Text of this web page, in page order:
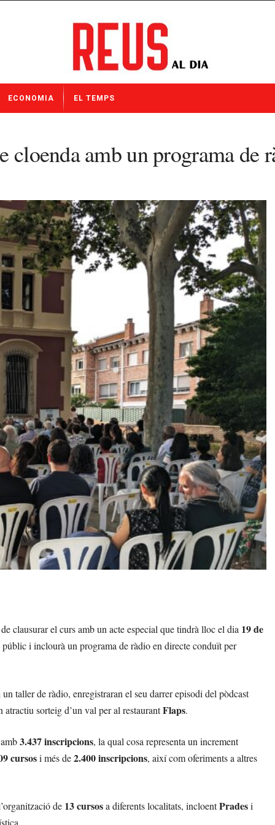
ECONOMIA EL TEMPS
cloenda amb un programa de
clausurar el curs amb un acte especial que tindrà lloc el dia 19 de
i inclourà un programa de ràdio en directe conduït per
taller de ràdio, enregistraran el seu darrer episodi del pòdcast
sorteig d’un val per al restaurantFlaps.
3.437 inscripcions, la qual cosa representa un increment
cursosi més de2.400 inscripcions, així com oferiments a altres
de 13 cursosa diferents localitats, incloentPradesi